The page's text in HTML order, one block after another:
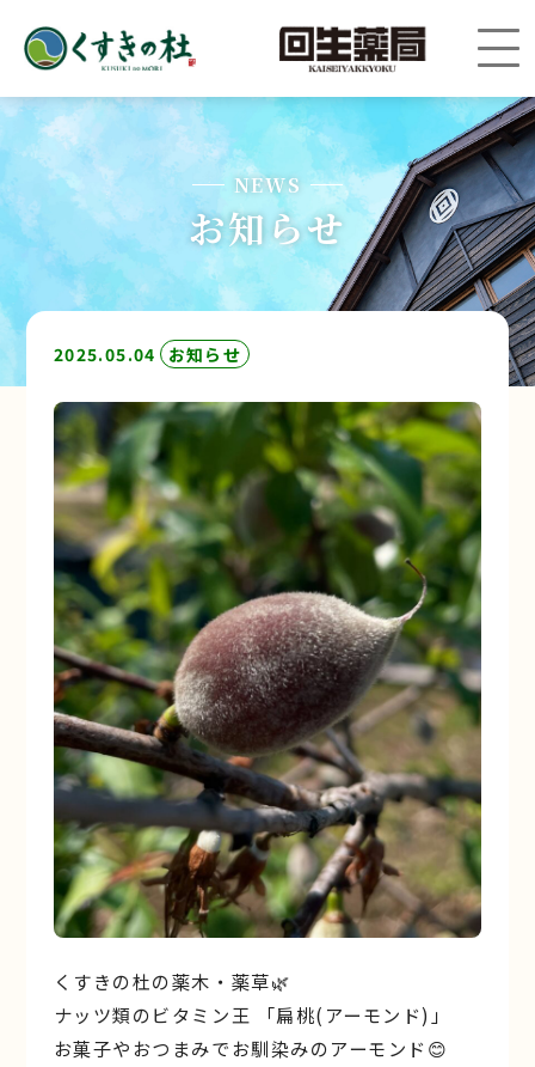
NEWS
お知らせ
2025.05.04 お知らせ
くすきの杜の薬木・薬草🌿
ナッツ類のビタミン王 「扁桃(アーモンド)」
お菓子やおつまみでお馴染みのアーモンド😊